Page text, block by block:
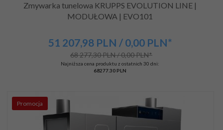
Zmywarka tunelowa KRUPPS EVOLUTION LINE |
MODUŁOWA | EVO101
51 207,98PLN / 0,00 PLN*
68 277,30 PLN / 0,00 PLN*
Najniższa cena produktu z ostatnich 30 dni:
68277.30 PLN
Promocja